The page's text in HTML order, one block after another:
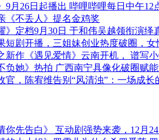
9月26日起播出 哔哩哔哩每日中午12
《不丢人》提名金鸡奖
》定档9月30日 于和伟吴越领衔演绎
短剧开播，三姐妹创业热度破圈，
新作《遇见爱情》云南开机， 谱写
负她》热拍 广西南宁具像化破圈赋
官，陈宥维告别“风清浊”：一场成长